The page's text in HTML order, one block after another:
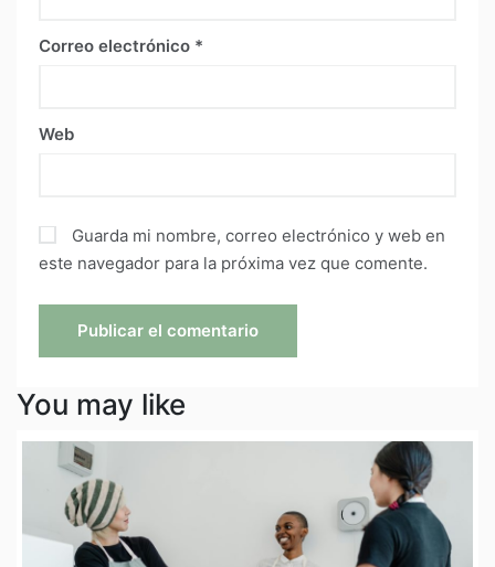
Correo electrónico *
Web
Guarda mi nombre, correo electrónico y web en
este navegador para la próxima vez que comente.
You may like